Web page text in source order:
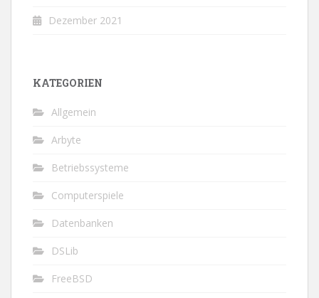
Dezember 2021
KATEGORIEN
Allgemein
Arbyte
Betriebssysteme
Computerspiele
Datenbanken
DSLib
FreeBSD